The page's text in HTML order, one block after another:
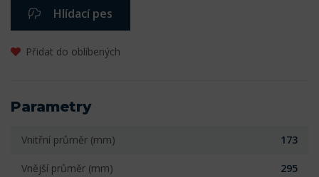
Hlídací pes
Přidat do oblíbených
Parametry
Vnitřní průměr (mm) 173
Vnější průměr (mm) 295